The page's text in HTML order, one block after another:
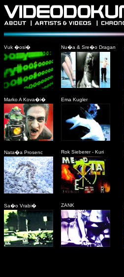
Vuk �osi� Nu�a & Sre�o Dragan
Marko A Kova�i� Ema Kugler
Nata�a Prosenc Rok Sieberer - Kuri
Sa�o Vrabi� ZANK